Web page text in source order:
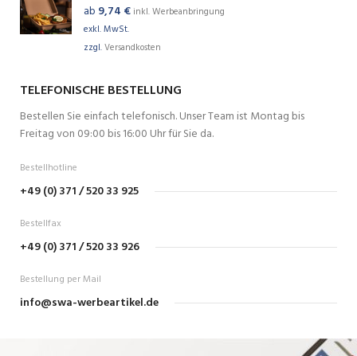
ab 9,74 € inkl. Werbeanbringung
exkl. MwSt.
zzgl.Versandkosten
TELEFONISCHE BESTELLUNG
Bestellen Sie einfach telefonisch. Unser Team ist Montag bis
Freitag von 09:00 bis 16:00 Uhr für Sie da.
Bestellhotline
+49 (0) 371 / 520 33 925
Bestellfax
+49 (0) 371 / 520 33 926
Bestellung per Mail
info@swa-werbeartikel.de